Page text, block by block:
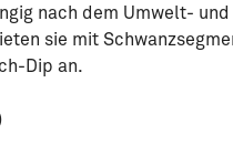
nach dem Umwelt-
sie mit
Dip an.